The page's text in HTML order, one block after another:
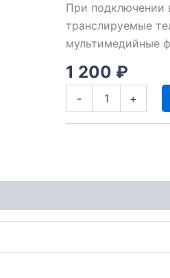
При подключении
транслируемые
мультимедийные
1 200 ₽
- +